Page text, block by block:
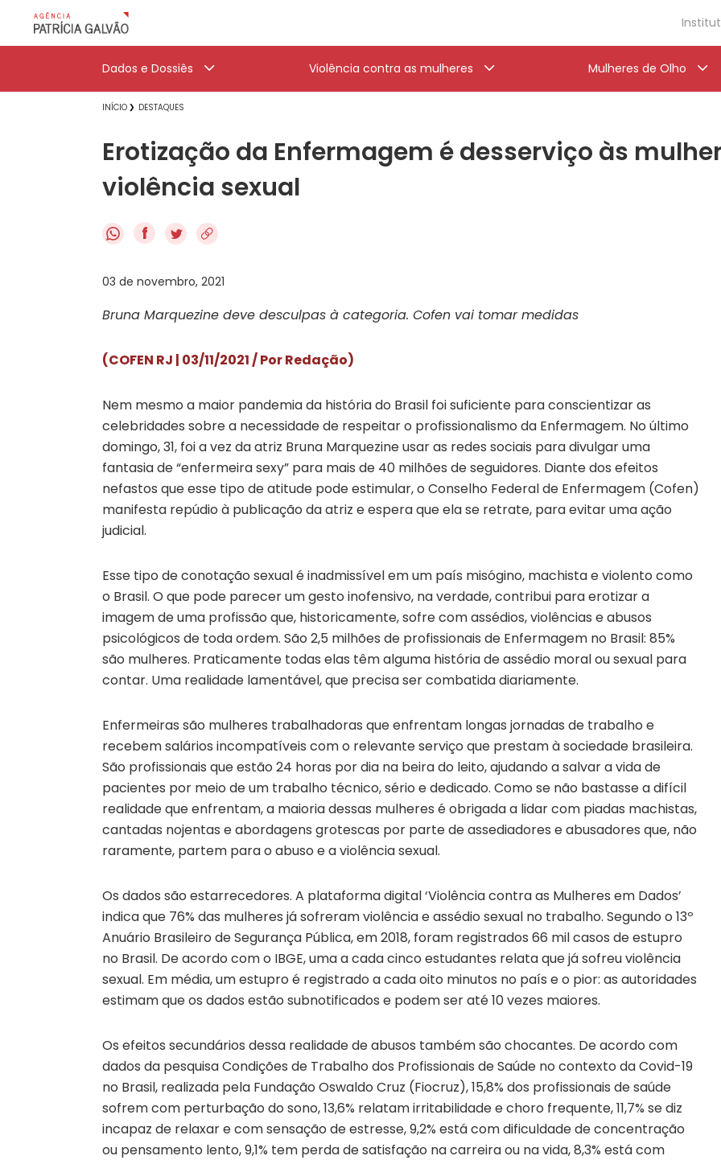
Dados e Dossiês Violência contra as mulheres Mulheres de Olho
INÍCIO DESTAQUES
Erotização da Enfermagem é desserviço às
violência sexual
f
03 de novembro, 2021
Bruna Marquezine deve desculpas à categoria. Cofen vai tomar medidas
(COFEN RJ | 03/11/2021 / Por Redação)
Nem mesmo a maior pandemia da história do Brasil foi suficiente para conscientizar as
celebridades sobre a necessidade de respeitar o profissionalismo da Enfermagem. No último
domingo, 31, foi a vez da atriz Bruna Marquezine usar as redes sociais para divulgar uma
fantasia de “enfermeira sexy” para mais de 40 milhões de seguidores. Diante dos efeitos
nefastos que esse tipo de atitude pode estimular, o Conselho Federal de Enfermagem (Cofen)
manifesta repúdio à publicação da atriz e espera que ela se retrate, para evitar uma ação
judicial.
Esse tipo de conotação sexual é inadmissível em um país misógino, machista e violento como
o Brasil. O que pode parecer um gesto inofensivo, na verdade, contribui para erotizar a
imagem de uma profissão que, historicamente, sofre com assédios, violências e abusos
psicológicos de toda ordem. São 2,5 milhões de profissionais de Enfermagem no Brasil: 85%
são mulheres. Praticamente todas elas têm alguma história de assédio moral ou sexual para
contar. Uma realidade lamentável, que precisa ser combatida diariamente.
Enfermeiras são mulheres trabalhadoras que enfrentam longas jornadas de trabalho e
recebem salários incompatíveis com o relevante serviço que prestam à sociedade brasileira.
São profissionais que estão 24 horas por dia na beira do leito, ajudando a salvar a vida de
pacientes por meio de um trabalho técnico, sério e dedicado. Como se não bastasse a difícil
realidade que enfrentam, a maioria dessas mulheres é obrigada a lidar com piadas machistas,
cantadas nojentas e abordagens grotescas por parte de assediadores e abusadores que, não
raramente, partem para o abuso e a violência sexual.
Os dados são estarrecedores. A plataforma digital ‘Violência contra as Mulheres em Dados’
indica que 76% das mulheres já sofreram violência e assédio sexual no trabalho. Segundo o 13º
Anuário Brasileiro de Segurança Pública, em 2018, foram registrados 66 mil casos de estupro
no Brasil. De acordo com o IBGE, uma a cada cinco estudantes relata que já sofreu violência
sexual. Em média, um estupro é registrado a cada oito minutos no país e o pior: as autoridades
estimam que os dados estão subnotificados e podem ser até 10 vezes maiores.
Os efeitos secundários dessa realidade de abusos também são chocantes. De acordo com
dados da pesquisa Condições de Trabalho dos Profissionais de Saúde no contexto da Covid-19
no Brasil, realizada pela Fundação Oswaldo Cruz (Fiocruz), 15,8% dos profissionais de saúde
sofrem com perturbação do sono, 13,6% relatam irritabilidade e choro frequente, 11,7% se diz
incapaz de relaxar e com sensação de estresse, 9,2% está com dificuldade de concentração
ou pensamento lento, 9,1% tem perda de satisfação na carreira ou na vida, 8,3% está com